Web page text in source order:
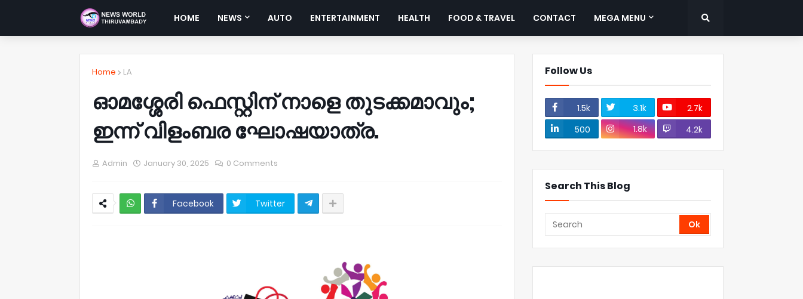
HOME NEWS AUTO ENTERTAINMENT HEALTH FOOD & TRAVEL CONTACT MEGA MENU
Home LA
ഓമശ്ശേരി ഫെസ്റ്റിന്‌ നാളെ തുടക്കമാവും;
ഇന്ന് വിളംബര ഘോഷയാത്ര.
Admin January 30, 2025 0 Comments
Facebook Twitter
Follow Us
1.5k 3.1k
2.7k
500
1.8k 4.2k
Search This Blog